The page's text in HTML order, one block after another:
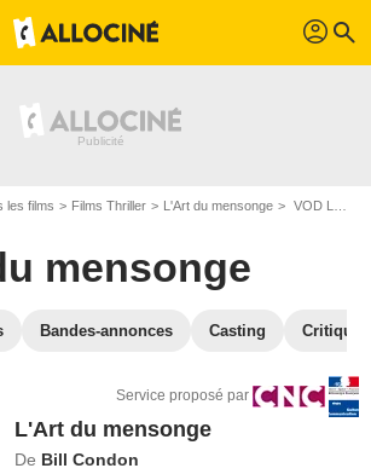
profil search
les films Films Thriller L'Art du mensonge VOD L'Art du mensonge
mensonge
Bandes-annonces Casting
Service proposé par
L'Art du mensonge
De Bill Condon